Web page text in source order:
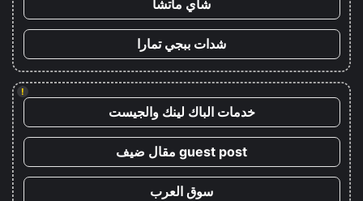
شاي ماتشا
شدات ببجي تمارا
!
خدمات الباك لينك والجيست
guest post مقال ضيف
سوق العرب